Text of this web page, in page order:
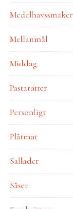
Medelhavssmaker
Mellanmål
Middag
Pastarätter
Personligt
Plåtmat
Sallader
Såser